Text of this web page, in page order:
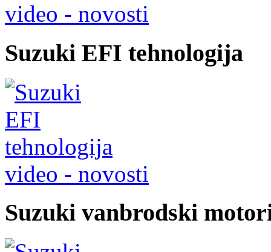
video - novosti
Suzuki EFI tehnologija
video - novosti
Suzuki vanbrodski